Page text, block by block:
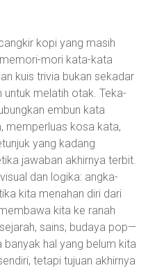
kopi yang masih
mori kata-kata
kuis trivia bukan sekadar
untuk melatih otak. Teka-
embun kata
memperluas kosa kata,
yang kadang
jawaban akhirnya terbit.
dan logika: angka-
kita menahan diri dari
kita ke ranah
sains, budaya pop—
hal yang belum kita
tetapi tujuan akhirnya